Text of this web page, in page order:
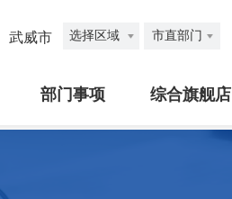
武威市 选择区域 市直部门
部门事项 综合旗舰店